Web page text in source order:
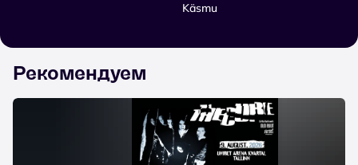
aasta
Käsmu
Рекомендуем